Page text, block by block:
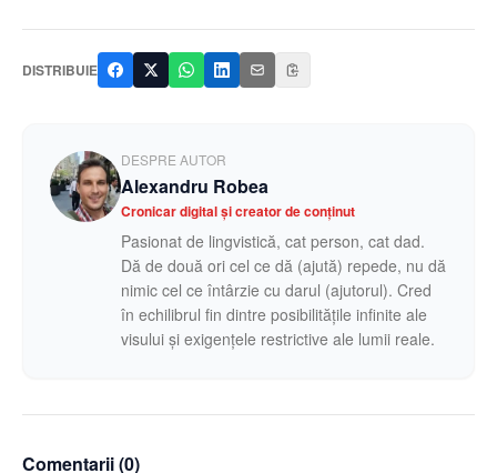
DISTRIBUIE
DESPRE AUTOR
Alexandru Robea
Cronicar digital și creator de conținut
Pasionat de lingvistică, cat person, cat dad.
Dă de două ori cel ce dă (ajută) repede, nu dă
nimic cel ce întârzie cu darul (ajutorul). Cred
în echilibrul fin dintre posibilitățile infinite ale
visului și exigențele restrictive ale lumii reale.
Comentarii (0)